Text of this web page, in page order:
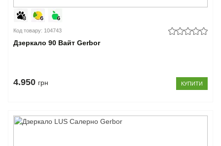
Код товару: 104743
Дзеркало 90 Вайт Gerbor
4.950 грн КУПИТИ